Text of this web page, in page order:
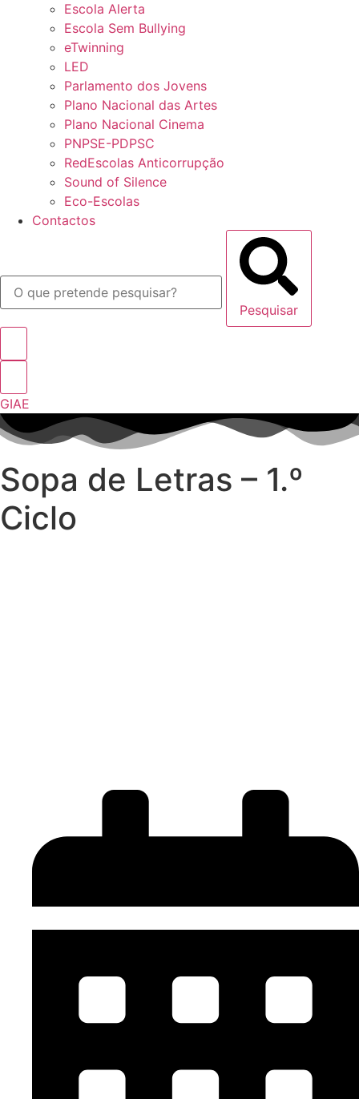
Escola Alerta
Escola Sem Bullying
eTwinning
LED
Parlamento dos Jovens
Plano Nacional das Artes
Plano Nacional Cinema
PNPSE-PDPSC
RedEscolas Anticorrupção
Sound of Silence
Eco-Escolas
Contactos
Pesquisar
GIAE
Sopa de Letras – 1.º
Ciclo